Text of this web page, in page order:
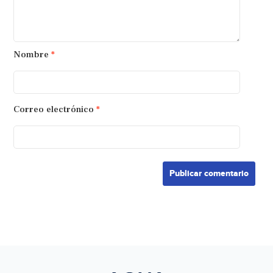
Nombre *
Correo electrónico *